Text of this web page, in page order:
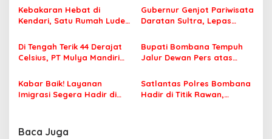
p
o
s
Tantangan Pembangunan
ASI Eksklusif
Kebakaran Hebat di
Kendari, Satu Rumah Ludes
Gubernur Genjot Pariwisata
Daratan Sultra, Lepas
Tiga Kabupaten Unggulan
Di Tengah Terik 44 Derajat
Celsius, PT Mulya Mandiri
Jamaah Tetap Sehat dan
Nyaman Beribadah
Bupati Bombana Tempuh
Jalur Dewan Pers atas
Korupsi Jembatan Cirauci II
Kabar Baik! Layanan
Imigrasi Segera Hadir di
Satlantas Polres Bombana
Hadir di Titik Rawan,
Baca Juga